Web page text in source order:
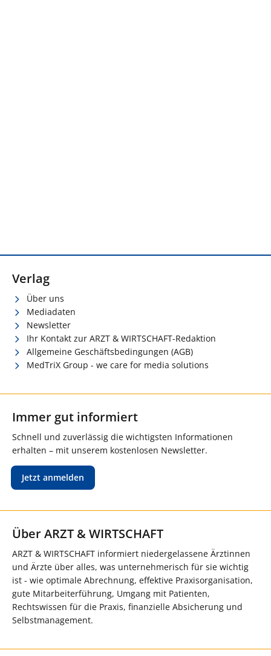
Verlag
Über uns
Mediadaten
Newsletter
Ihr Kontakt zur ARZT & WIRTSCHAFT-Redaktion
Allgemeine Geschäftsbedingungen (AGB)
MedTriX Group - we care for media solutions
Immer gut informiert
Schnell und zuverlässig die wichtigsten Informationen
erhalten – mit unserem kostenlosen Newsletter.
Jetzt anmelden
Über ARZT & WIRTSCHAFT
ARZT & WIRTSCHAFT informiert niedergelassene Ärztinnen
und Ärzte über alles, was unternehmerisch für sie wichtig
ist - wie optimale Abrechnung, effektive Praxisorganisation,
gute Mitarbeiterführung, Umgang mit Patienten,
Rechtswissen für die Praxis, finanzielle Absicherung und
Selbstmanagement.